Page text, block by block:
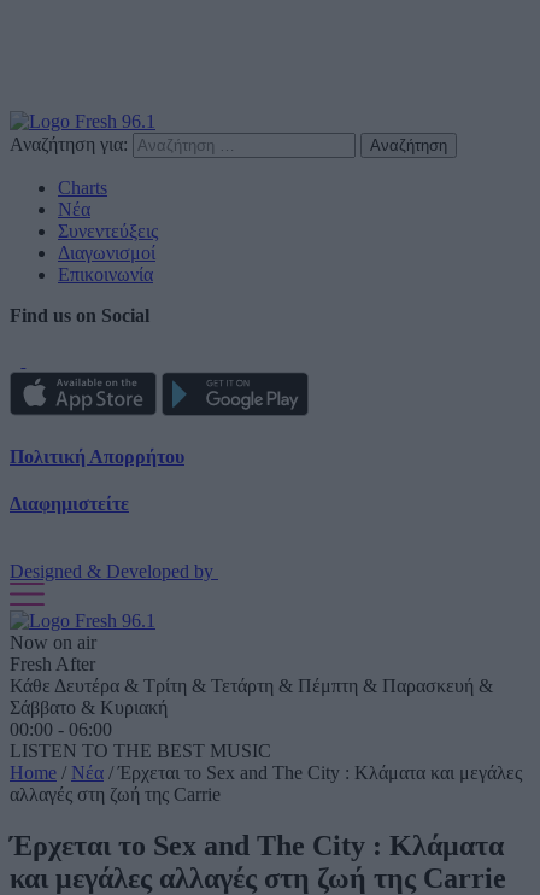
Αναζήτηση για:
Charts
Νέα
Συνεντεύξεις
Διαγωνισμοί
Επικοινωνία
Find us on Social
Πολιτική Απορρήτου
Διαφημιστείτε
Designed & Developed by
Now on air
Fresh After
Κάθε Δευτέρα & Τρίτη & Τετάρτη & Πέμπτη & Παρασκευή &
Σάββατο & Κυριακή
00:00 - 06:00
LISTEN TO THE BEST MUSIC
Home / Νέα /Έρχεται το Sex and The City : Κλάματα και μεγάλες
αλλαγές στη ζωή της Carrie
Έρχεται το Sex and The City : Κλάματα
και μεγάλες αλλαγές στη ζωή της Carrie